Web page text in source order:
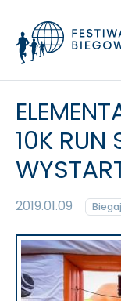
10K RUN
2019.01.09